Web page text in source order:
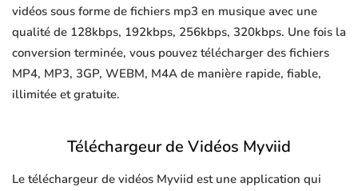
vidéos sous forme de fichiers mp3 en musique avec une
qualité de 128kbps, 192kbps, 256kbps, 320kbps. Une fois la
conversion terminée, vous pouvez télécharger des fichiers
MP4, MP3, 3GP, WEBM, M4A de manière rapide, fiable,
illimitée et gratuite.
Téléchargeur de Vidéos Myviid
Le téléchargeur de vidéos Myviid est une application qui